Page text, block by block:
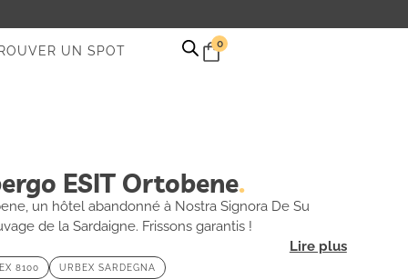
UN SPOT
0
ESIT Ortobene
un hôtel abandonné à Nostra Signora De Su
de la Sardaigne. Frissons garantis !
8100 URBEX SARDEGNA